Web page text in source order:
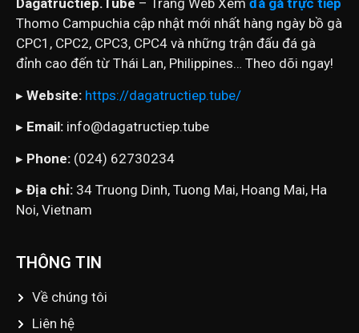
Dagatructiep.Tube – Trang Web Xem đá gà trực tiếp
Thomo Campuchia cập nhật mới nhất hàng ngày bồ gà
CPC1, CPC2, CPC3, CPC4 và những trận đấu đá gà
đỉnh cao đến từ Thái Lan, Philippines… Theo dõi ngay!
▸ Website: https://dagatructiep.tube/
▸ Email: info@dagatructiep.tube
▸ Phone: (024) 62730234
▸ Địa chỉ: 34 Truong Dinh, Tuong Mai, Hoang Mai, Ha
Noi, Vietnam
THÔNG TIN
Về chúng tôi
Liên hệ